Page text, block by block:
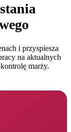
i przyspiesza
na aktualnych
marży.